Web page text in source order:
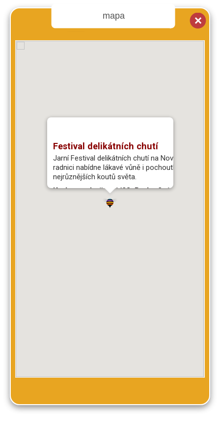
mapa
Festival delikátních chutí
Jarní Festival delikátních chutí na Novoměstské
radnici nabídne lákavé vůně i pochoutky z
nejrůznějších koutů světa.
Karlovo náměstí 1/23, Praha 2, 120 00